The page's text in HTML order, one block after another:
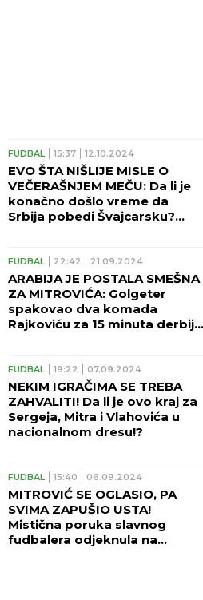
FUDBAL 15:37 12.10.2024
EVO ŠTA NIŠLIJE MISLE O
VEČERAŠNJEM MEČU: Da li je
konačno došlo vreme da
Srbija pobedi Švajcarsku?
FUDBAL 22:42 21.09.2024
ARABIJA JE POSTALA SMEŠNA
ZA MITROVIĆA: Golgeter
spakovao dva komada
Rajkoviću za 15 minuta derbija
FUDBAL 19:22 07.09.2024
NEKIM IGRAČIMA SE TREBA
ZAHVALITI! Da li je ovo kraj za
Sergeja, Mitra i Vlahovića u
nacionalnom dresu!?
FUDBAL 15:40 06.09.2024
MITROVIĆ SE OGLASIO, PA
SVIMA ZAPUŠIO USTA!
Mistična poruka slavnog
fudbalera odjeknula na